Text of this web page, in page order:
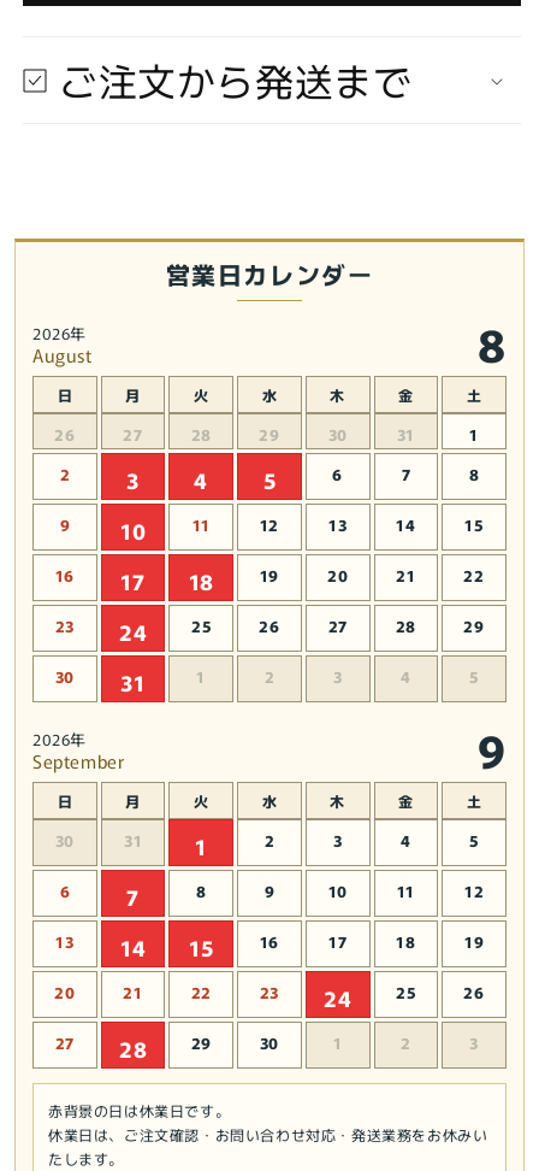
シ
タ
ー
カ
ラ
ー
シ
リ
ア
ル
ナ
ン
バ
ー
り
の
数
量
を
減
ら
す
シ
レ
ー
ー
ア
ナ
バ
の
を
や
ご注文から発送まで
営業日カレンダー
2026年
August 8
日 月 火 水 木 金 土
26 27 28 29 30 31
1
2
3 4 5 6 7 8
9 10 11 12 13 14 15
16 17 18 19 20 21 22
23 24 25 26 27 28 29
30 31 1 2 3 4 5
2026年
September 9
日 月 火 水 木 金 土
30 31 1 2 3 4 5
6 7 8 9 10 11 12
13 14 15 16 17 18 19
20 21 22 23 24 25 26
27 28 29 30 1 2 3
赤背景の日は休業日です。
休業日は、ご注文確認・お問い合わせ対応・発送業務をお休みい
たします。